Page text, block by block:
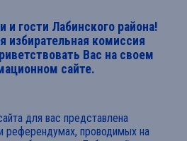
гости Лабинского района!
избирательная комиссия
Вас на своем
сайте.
для вас представлена
референдумах, проводимых на